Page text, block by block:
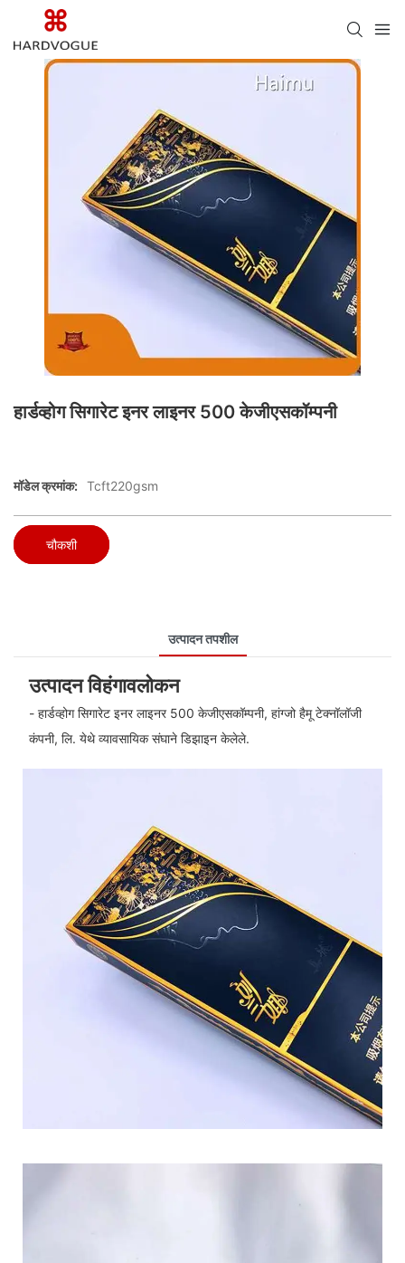
हार्डव्होग सिगारेट इनर लाइनर 500 केजीएसकॉम्पनी
मॉडेल क्रमांक: Tcft220gsm
चौकशी
उत्पादन तपशील
उत्पादन विहंगावलोकन
- हार्डव्होग सिगारेट इनर लाइनर 500 केजीएसकॉम्पनी, हांग्जो हैमू टेक्नॉलॉजी
कंपनी, लि. येथे व्यावसायिक संघाने डिझाइन केलेले.